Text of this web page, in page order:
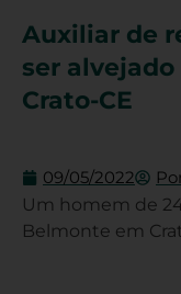
Auxiliar de
ser
Crato-CE
09/05/2022
Um homem de
Belmonte em